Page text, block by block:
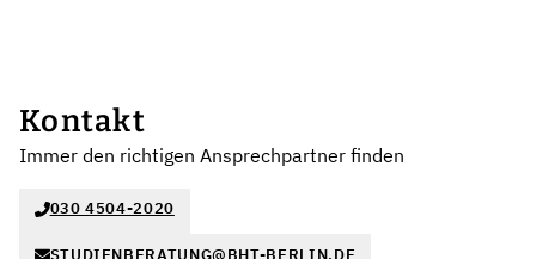
Kontakt
Immer den richtigen Ansprechpartner finden
030 4504-2020
STUDIENBERATUNG@BHT-BERLIN.DE